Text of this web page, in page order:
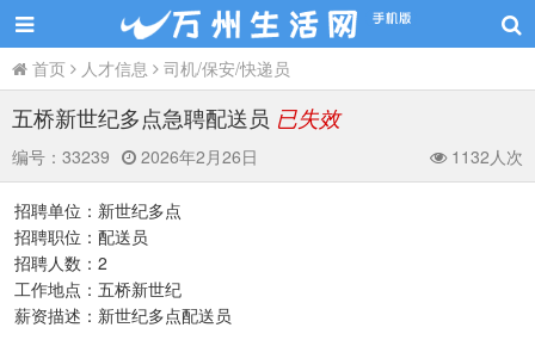
首页 人才信息 司机/保安/快递员
五桥新世纪多点急聘配送员 已失效
编号： 33239 2026年2月26日 1132人次
招聘单位：新世纪多点
招聘职位：配送员
招聘人数：2
工作地点：五桥新世纪
薪资描述：新世纪多点配送员